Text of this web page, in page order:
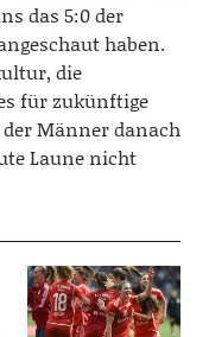
das 5:0 der
haben.
die
für zukünftige
Männer danach
Laune nicht